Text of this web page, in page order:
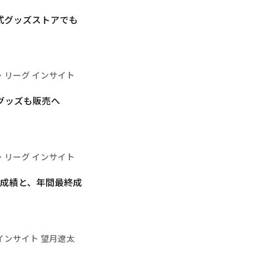
グッズストアでも
リーグ インサイト
ッズも販売へ
リーグ インサイト
績と、年間最終成
ンサイト 望月遼太